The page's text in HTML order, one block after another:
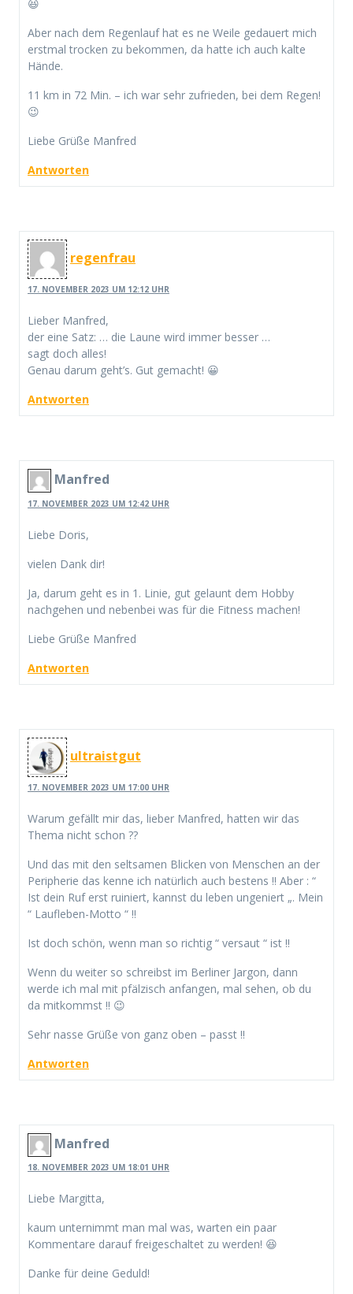
😆
Aber nach dem Regenlauf hat es ne Weile gedauert mich
erstmal trocken zu bekommen, da hatte ich auch kalte
Hände.
11 km in 72 Min. – ich war sehr zufrieden, bei dem Regen!
😉
Liebe Grüße Manfred
Antworten
regenfrau
17. NOVEMBER 2023 UM 12:12 UHR
Lieber Manfred,
der eine Satz: … die Laune wird immer besser …
sagt doch alles!
Genau darum geht’s. Gut gemacht! 😀
Antworten
Manfred
17. NOVEMBER 2023 UM 12:42 UHR
Liebe Doris,
vielen Dank dir!
Ja, darum geht es in 1. Linie, gut gelaunt dem Hobby
nachgehen und nebenbei was für die Fitness machen!
Liebe Grüße Manfred
Antworten
ultraistgut
17. NOVEMBER 2023 UM 17:00 UHR
Warum gefällt mir das, lieber Manfred, hatten wir das
Thema nicht schon ??
Und das mit den seltsamen Blicken von Menschen an der
Peripherie das kenne ich natürlich auch bestens !! Aber : “
Ist dein Ruf erst ruiniert, kannst du leben ungeniert „. Mein
“ Laufleben-Motto “ !!
Ist doch schön, wenn man so richtig “ versaut “ ist !!
Wenn du weiter so schreibst im Berliner Jargon, dann
werde ich mal mit pfälzisch anfangen, mal sehen, ob du
da mitkommst !! 😉
Sehr nasse Grüße von ganz oben – passt !!
Antworten
Manfred
18. NOVEMBER 2023 UM 18:01 UHR
Liebe Margitta,
kaum unternimmt man mal was, warten ein paar
Kommentare darauf freigeschaltet zu werden! 😆
Danke für deine Geduld!